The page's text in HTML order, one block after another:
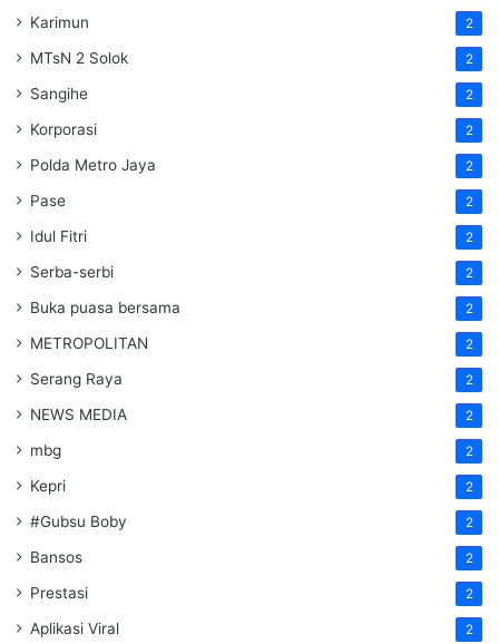
Karimun 2
MTsN 2 Solok 2
Sangihe 2
Korporasi 2
Polda Metro Jaya 2
Pase 2
Idul Fitri 2
Serba-serbi 2
Buka puasa bersama 2
METROPOLITAN 2
Serang Raya 2
NEWS MEDIA 2
mbg 2
Kepri 2
#Gubsu Boby 2
Bansos 2
Prestasi 2
Aplikasi Viral 2